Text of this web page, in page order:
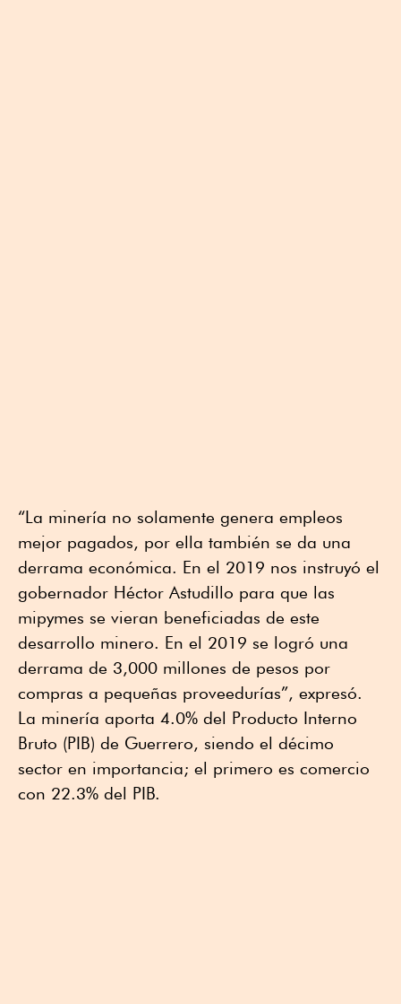
“La minería no solamente genera empleos
mejor pagados, por ella también se da una
derrama económica. En el 2019 nos instruyó el
gobernador Héctor Astudillo para que las
mipymes se vieran beneficiadas de este
desarrollo minero. En el 2019 se logró una
derrama de 3,000 millones de pesos por
compras a pequeñas proveedurías”, expresó.
La minería aporta 4.0% del Producto Interno
Bruto (PIB) de Guerrero, siendo el décimo
sector en importancia; el primero es comercio
con 22.3% del PIB.